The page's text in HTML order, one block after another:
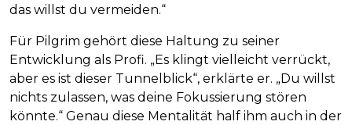
das willst du vermeiden.“
Für Pilgrim gehört diese Haltung zu seiner
Entwicklung als Profi. „Es klingt vielleicht verrückt,
aber es ist dieser Tunnelblick“, erklärte er. „Du willst
nichts zulassen, was deine Fokussierung stören
könnte.“ Genau diese Mentalität half ihm auch in der